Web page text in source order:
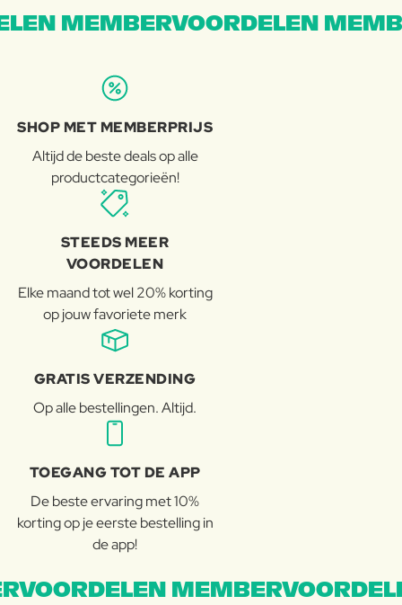
MEMBERVOORDELEN
SHOP MET MEMBERPRIJS
Altijd de beste deals op alle
productcategorieën!
STEEDS MEER
VOORDELEN
Elke maand tot wel 20% korting
op jouw favoriete merk
GRATIS VERZENDING
Op alle bestellingen. Altijd.
TOEGANG TOT DE APP
De beste ervaring met 10%
korting op je eerste bestelling in
de app!